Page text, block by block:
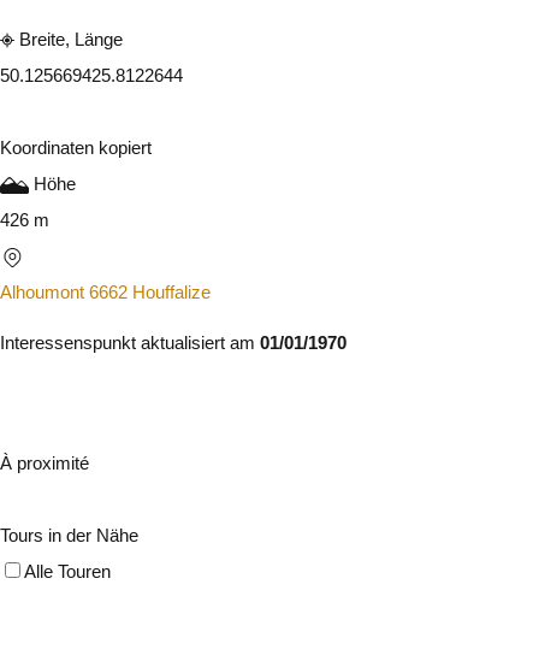
Breite, Länge
50.125669425.8122644
Koordinaten kopiert
Höhe
426 m
Alhoumont 6662 Houffalize
Interessenspunkt aktualisiert am 01/01/1970
À proximité
Tours in der Nähe
Alle Touren